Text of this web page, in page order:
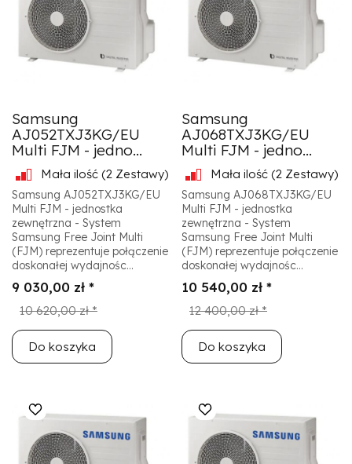
Samsung
AJ052TXJ3KG/EU
Multi FJM - jedno...
Mała ilość (2 Zestawy)
Samsung AJ052TXJ3KG/EU
Multi FJM - jednostka
zewnętrzna - System
Samsung Free Joint Multi
(FJM) reprezentuje połączenie
doskonałej wydajnośc...
9 030,00 zł *
10 620,00 zł *
Do koszyka
Samsung
AJ068TXJ3KG/EU
Multi FJM - jedno...
Mała ilość (2 Zestawy)
Samsung AJ068TXJ3KG/EU
Multi FJM - jednostka
zewnętrzna - System
Samsung Free Joint Multi
(FJM) reprezentuje połączenie
doskonałej wydajnośc...
10 540,00 zł *
12 400,00 zł *
Do koszyka